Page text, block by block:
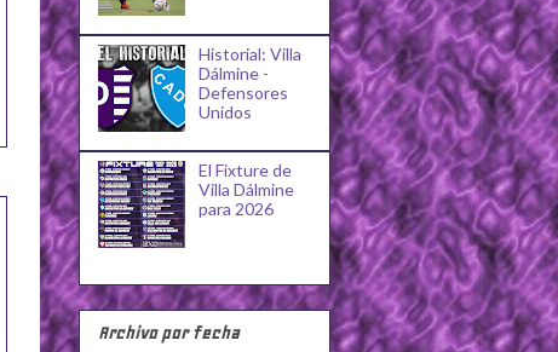
Historial: Villa
Dálmine -
Defensores
Unidos
El Fixture de
Villa Dálmine
para 2026
Archivo por fecha